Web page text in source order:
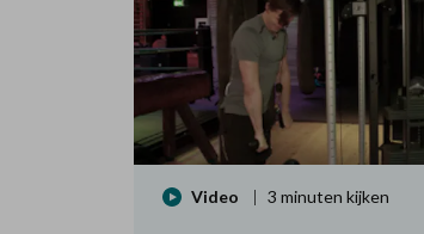
Video 3 minuten kijken